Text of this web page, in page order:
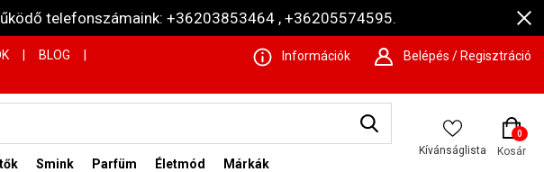
telefonszámaink: +36203853464 , +36205574595.
BLOG Információk Belépés / Regisztráció
Smink Parfüm Életmód Márkák
Kívánságlista
0
Kosár